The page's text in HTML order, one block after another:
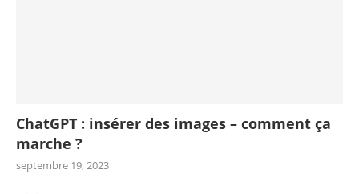
ChatGPT : insérer des images – comment ça
marche ?
septembre 19, 2023